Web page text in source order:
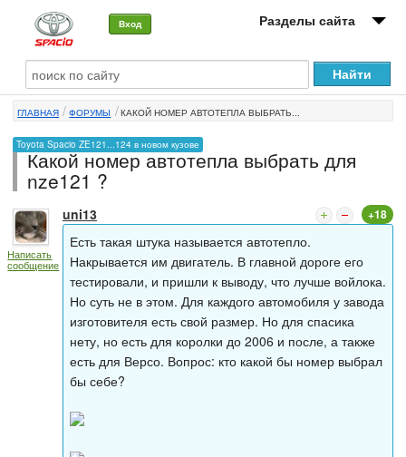
Вход Разделы сайта
О машине
Автоклуб
Форумы
Новости
ГЛАВНАЯ ФОРУМЫ КАКОЙ НОМЕР АВТОТЕПЛА ВЫБРАТЬ...
Toyota Spacio ZE121...124 в новом кузове
Какой номер автотепла выбрать для
nze121 ?
Написать
сообщение
uni13 +18
Есть такая штука называется автотепло.
Накрывается им двигатель. В главной дороге его
тестировали, и пришли к выводу, что лучше войлока.
Но суть не в этом. Для каждого автомобиля у завода
изготовителя есть свой размер. Но для спасика
нету, но есть для королки до 2006 и после, а также
есть для Версо. Вопрос: кто какой бы номер выбрал
бы себе?